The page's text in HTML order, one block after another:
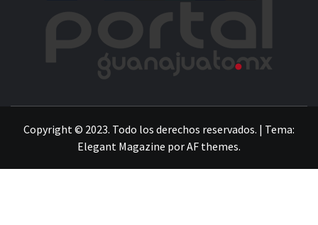
Copyright © 2023. Todo los derechos reservados. | Tema:
Elegant Magazine porAF themes.